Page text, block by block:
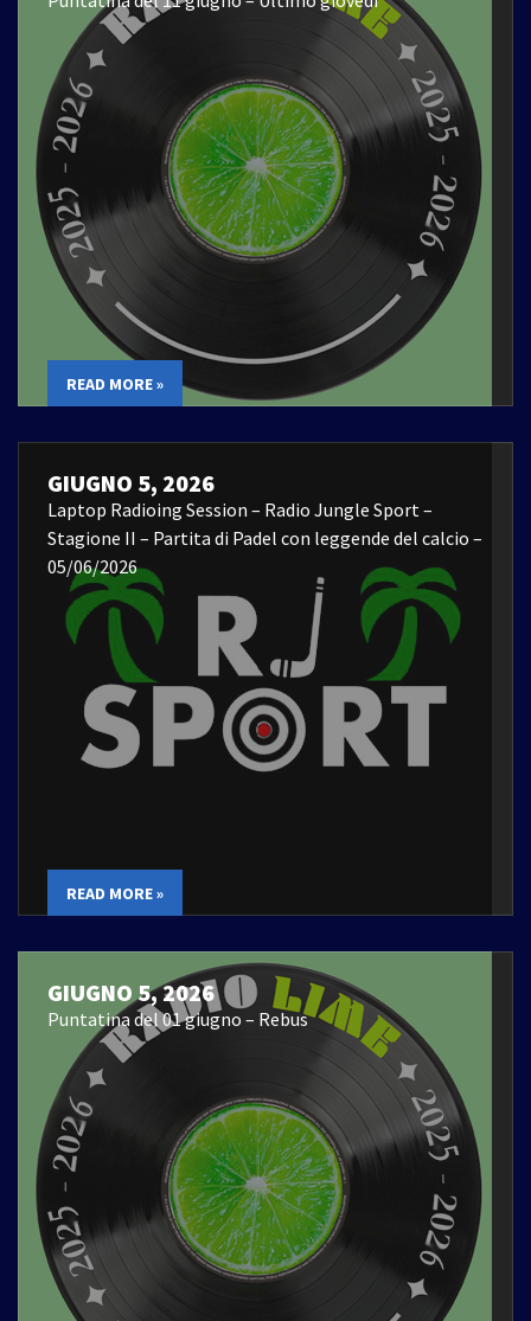
READ MORE »
GIUGNO 5, 2026
Laptop Radioing Session – Radio Jungle Sport –
Stagione II – Partita di Padel con leggende del calcio –
05/06/2026
READ MORE »
GIUGNO 5, 2026
Puntatina del 01 giugno – Rebus